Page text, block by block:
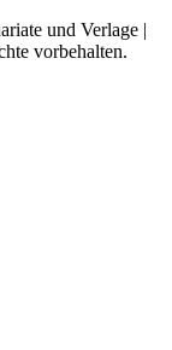
und Verlage |
vorbehalten.